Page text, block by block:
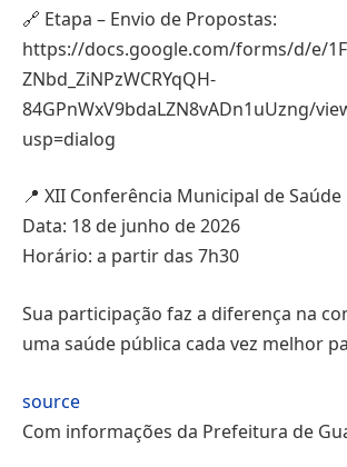
🔗 Etapa – Envio de Propostas:
https://docs.google.com/forms/d/e/
ZNbd_ZiNPzWCRYqQH-
84GPnWxV9bdaLZN8vADn1uUzng/
usp=dialog
📍 XII Conferência Municipal de Saúde
Data: 18 de junho de 2026
Horário: a partir das 7h30
Sua participação faz a diferença na
uma saúde pública cada vez melhor
source
Com informações da Prefeitura de